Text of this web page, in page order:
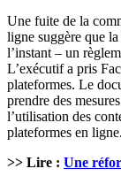
Une fuite de la
ligne suggère que
l’instant – un
L’exécutif a pris
plateformes. Le
prendre des
l’utilisation des
plateformes en ligne.
>> Lire : Une